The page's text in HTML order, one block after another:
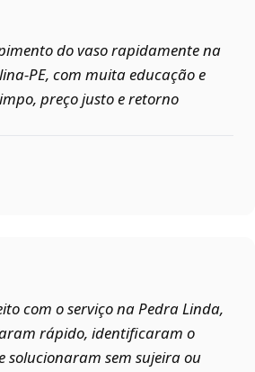
do vaso rapidamente na
com muita educação e
preço justo e retorno
com o serviço na Pedra Linda,
rápido, identificaram o
solucionaram sem sujeira ou